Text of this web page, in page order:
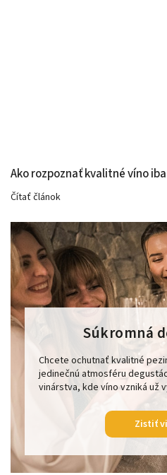
Ako rozpoznať kvalitné víno
Čítať článok
Súkromná
Chcete ochutnať kvalitné
jedinečnú atmosféru
vinárstva, kde víno vzniká už
Zistiť